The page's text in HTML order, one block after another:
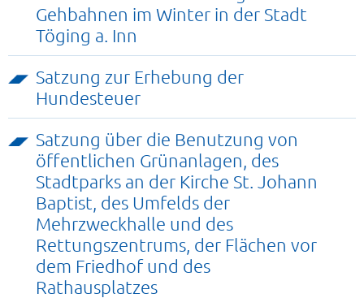
Gehbahnen im Winter in der Stadt
Töging a. Inn
Satzung zur Erhebung der
Hundesteuer
Satzung über die Benutzung von
öffentlichen Grünanlagen, des
Stadtparks an der Kirche St. Johann
Baptist, des Umfelds der
Mehrzweckhalle und des
Rettungszentrums, der Flächen vor
dem Friedhof und des
Rathausplatzes